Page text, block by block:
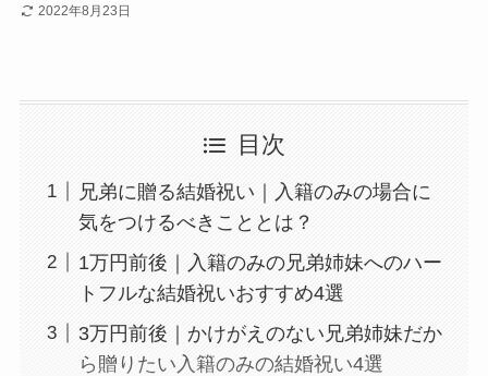
2022年8月23日
目次
兄弟に贈る結婚祝い｜入籍のみの場合に
気をつけるべきこととは？
1万円前後｜入籍のみの兄弟姉妹へのハー
トフルな結婚祝いおすすめ4選
3万円前後｜かけがえのない兄弟姉妹だか
ら贈りたい入籍のみの結婚祝い4選